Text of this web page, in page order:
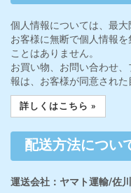
個人情報については、最大
お客様に無断で個人情報
ことはありません。
お買い物、お問い合わせ
報は、お客様が同意された
詳しくはこちら »
配送方法につい
運送会社：ヤマト運輸/佐